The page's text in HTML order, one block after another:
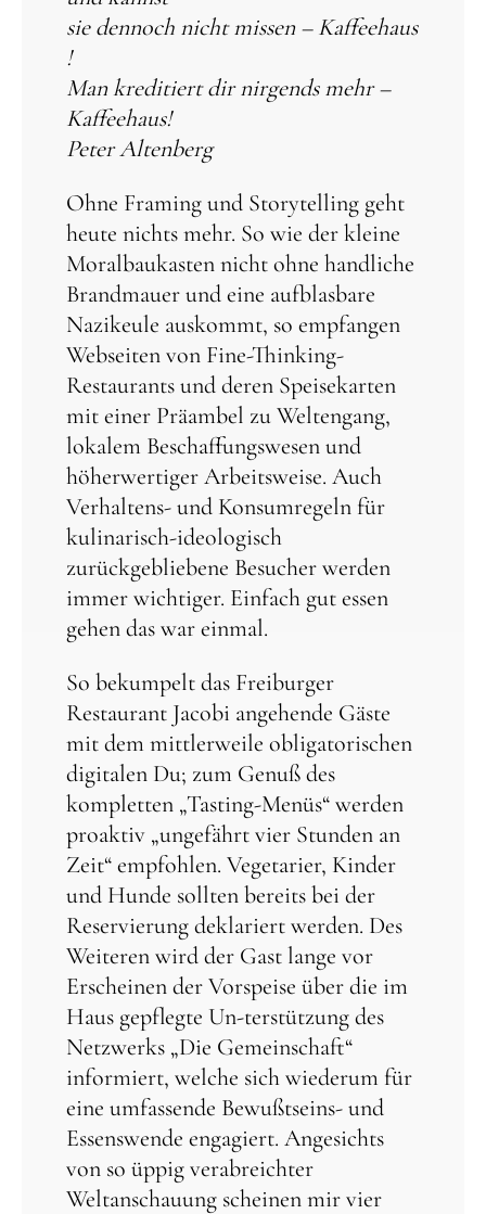
sie dennoch nicht missen – Kaffeehaus
!
Man kreditiert dir nirgends mehr –
Kaffeehaus!
Peter Altenberg
Ohne Framing und Storytelling geht
heute nichts mehr. So wie der kleine
Moralbaukasten nicht ohne handliche
Brandmauer und eine aufblasbare
Nazikeule auskommt, so empfangen
Webseiten von Fine-Thinking-
Restaurants und deren Speisekarten
mit einer Präambel zu Weltengang,
lokalem Beschaffungswesen und
höherwertiger Arbeitsweise. Auch
Verhaltens- und Konsumregeln für
kulinarisch-ideologisch
zurückgebliebene Besucher werden
immer wichtiger. Einfach gut essen
gehen das war einmal.
So bekumpelt das Freiburger
Restaurant Jacobi angehende Gäste
mit dem mittlerweile obligatorischen
digitalen Du; zum Genuß des
kompletten „Tasting-Menüs“ werden
proaktiv „ungefährt vier Stunden an
Zeit“ empfohlen. Vegetarier, Kinder
und Hunde sollten bereits bei der
Reservierung deklariert werden. Des
Weiteren wird der Gast lange vor
Erscheinen der Vorspeise über die im
Haus gepflegte Un-terstützung des
Netzwerks „Die Gemeinschaft“
informiert, welche sich wiederum für
eine umfassende Bewußtseins- und
Essenswende engagiert. Angesichts
von so üppig verabreichter
Weltanschauung scheinen mir vier